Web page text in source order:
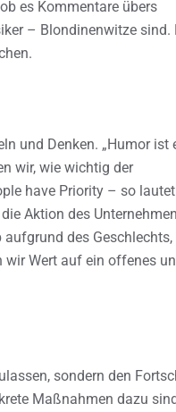
es Kommentare übers
– Blondinenwitze sind.
und Denken. „Humor ist
wir, wie wichtig der
have Priority – so
Aktion des
des Geschlechts,
wir Wert auf ein offenes
sondern den
Maßnahmen dazu